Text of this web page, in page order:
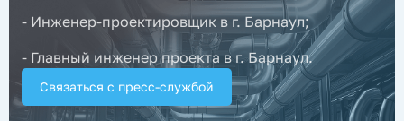
- Инженер-проектировщик в г. Барнаул;
- Главный инженер проекта в г. Барнаул.
Связаться с пресс-службой